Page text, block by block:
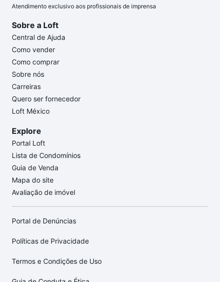
Atendimento exclusivo aos profissionais de imprensa
Sobre a Loft
Central de Ajuda
Como vender
Como comprar
Sobre nós
Carreiras
Quero ser fornecedor
Loft México
Explore
Portal Loft
Lista de Condomínios
Guia de Venda
Mapa do site
Avaliação de imóvel
Portal de Denúncias
Políticas de Privacidade
Termos e Condições de Uso